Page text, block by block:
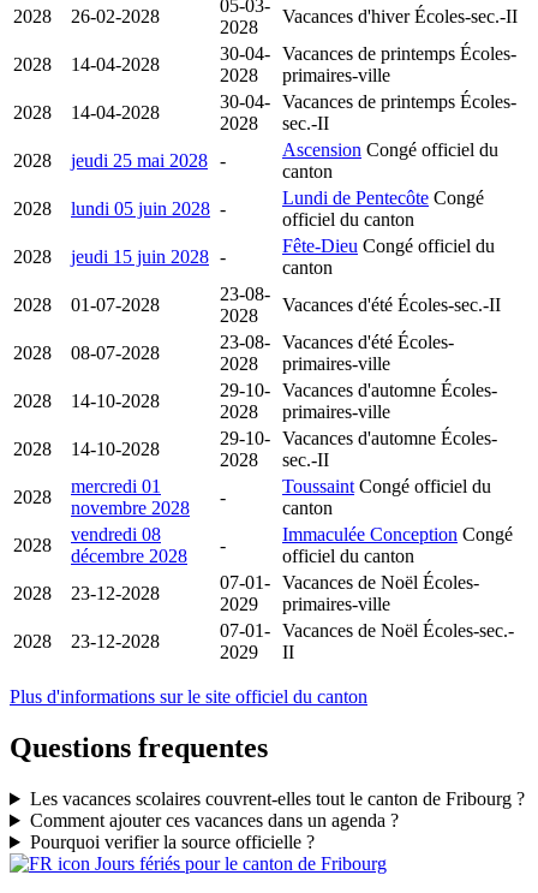
2028
26-02-2028
05-03-
2028
Vacances d'hiverÉcoles-sec.-II
2028 14-04-2028
30-04-
2028
Vacances de printemps Écoles-
primaires-ville
2028
14-04-2028
30-04-
2028
Vacances de printemps Écoles-
sec.-II
2028
jeudi 25 mai 2028 -
Ascension Congé officiel du
canton
2028
lundi 05 juin 2028 -
Lundi de Pentecôte Congé
officiel du canton
2028
jeudi 15 juin 2028 -
Fête-Dieu Congé officiel du
canton
2028
01-07-2028
23-08-
2028
Vacances d'été Écoles-sec.-II
2028 08-07-2028
23-08-
2028
Vacances d'été Écoles-
primaires-ville
2028
14-10-2028
29-10-
2028
Vacances d'automne Écoles-
primaires-ville
2028
14-10-2028
29-10-
2028
Vacances d'automne Écoles-
sec.-II
2028
mercredi 01
novembre 2028
-
Toussaint Congé officiel du
canton
2028
vendredi 08
décembre 2028
-
Immaculée Conception Congé
officiel du canton
2028
23-12-2028
07-01-
2029
Vacances de Noël Écoles-
primaires-ville
2028
23-12-2028
07-01-
2029
Vacances de Noël Écoles-sec.-
II
Plus d'informations sur le site officiel du canton
Questions frequentes
Les vacances scolaires couvrent-elles tout le canton de Fribourg ?
Comment ajouter ces vacances dans un agenda ?
Pourquoi verifier la source officielle ?
Jours fériés pour le canton de Fribourg